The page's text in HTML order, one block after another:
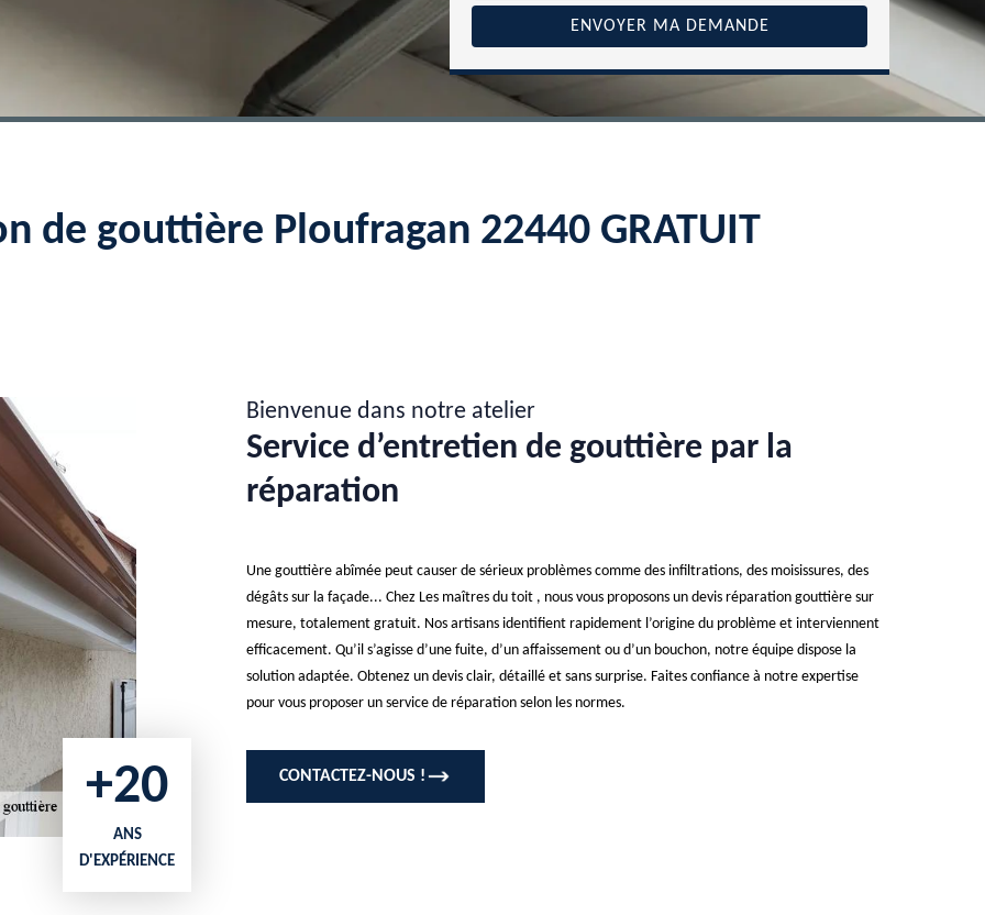
de gouttière Ploufragan 22440 GRATUIT
+20
ANS
D'EXPÉRIENCE
Bienvenue dans notre atelier
Service d’entretien de gouttière par la
réparation
Une gouttière abîmée peut causer de sérieux problèmes comme des infiltrations, des moisissures, des
dégâts sur la façade... Chez Les maîtres du toit , nous vous proposons un devis réparation gouttière sur
mesure, totalement gratuit. Nos artisans identifient rapidement l’origine du problème et interviennent
efficacement. Qu’il s’agisse d’une fuite, d’un affaissement ou d’un bouchon, notre équipe dispose la
solution adaptée. Obtenez un devis clair, détaillé et sans surprise. Faites confiance à notre expertise
pour vous proposer un service de réparation selon les normes.
CONTACTEZ-NOUS !